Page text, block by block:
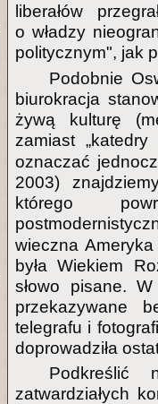
liberałów
o władzy
politycznym", jak
Podobnie
biurokracja
żywą kulturę
zamiast
oznaczać
2003)
którego
wieczna
była Wiekiem
słowo pisane.
przekazywane
telegrafu i
doprowadziła
zatwardziałych